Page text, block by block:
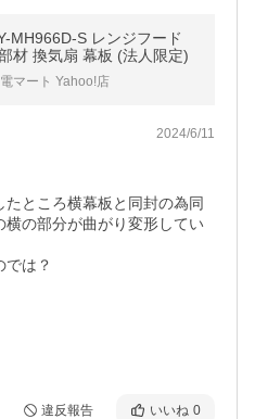
MH966D-S レンジフード
材 換気扇 幕板 (法人限定)
マート Yahoo!店
2024/6/11
ところ横幕板と同封の為同
横の部分が曲がり変形してい
では？
違反報告 いいね 0